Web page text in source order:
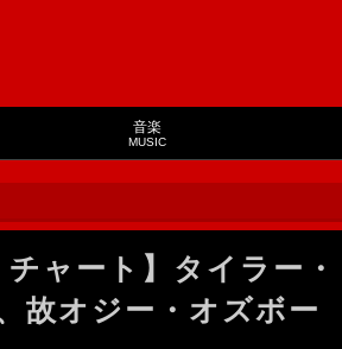
音楽
MUSIC
ャート】タイラー・
故オジー・オズボー